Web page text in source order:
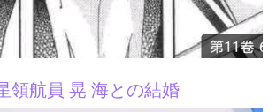
領航員 晃 海との結婚